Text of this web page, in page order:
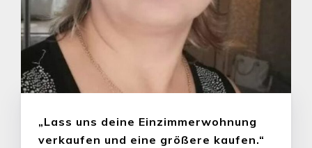
„Lass uns deine Einzimmerwohnung
verkaufen und eine größere kaufen.“